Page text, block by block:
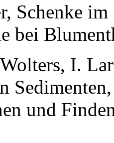
Schenke
bei
I.
und